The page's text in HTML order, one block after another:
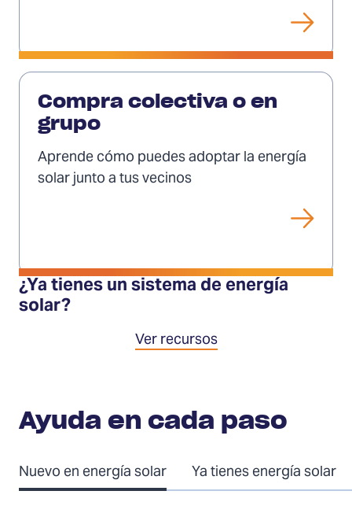
Ver
Compra colectiva o en
grupo
Aprende cómo puedes adoptar la energía
solar junto a tus vecinos
¿Ya tienes un sistema de energía
solar?
Ver recursos
Ayuda en cada paso
Nuevo en energía solar
Ya tienes energía solar